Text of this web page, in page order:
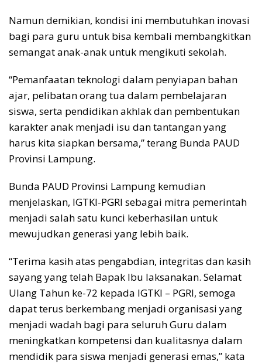
Namun demikian, kondisi ini membutuhkan inovasi
bagi para guru untuk bisa kembali membangkitkan
semangat anak-anak untuk mengikuti sekolah.
“Pemanfaatan teknologi dalam penyiapan bahan
ajar, pelibatan orang tua dalam pembelajaran
siswa, serta pendidikan akhlak dan pembentukan
karakter anak menjadi isu dan tantangan yang
harus kita siapkan bersama,” terang Bunda PAUD
Provinsi Lampung.
Bunda PAUD Provinsi Lampung kemudian
menjelaskan, IGTKI-PGRI sebagai mitra pemerintah
menjadi salah satu kunci keberhasilan untuk
mewujudkan generasi yang lebih baik.
“Terima kasih atas pengabdian, integritas dan kasih
sayang yang telah Bapak Ibu laksanakan. Selamat
Ulang Tahun ke-72 kepada IGTKI – PGRI, semoga
dapat terus berkembang menjadi organisasi yang
menjadi wadah bagi para seluruh Guru dalam
meningkatkan kompetensi dan kualitasnya dalam
mendidik para siswa menjadi generasi emas,” kata